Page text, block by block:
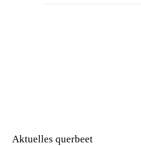
Aktuelles querbeet